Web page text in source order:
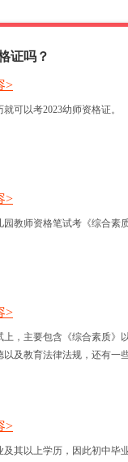
证吗？
可以考2023幼师资格证。
>
教师资格笔试考《综合素
>
，主要包含《综合素质》
及教育法律法规，还有一
>
其以上学历，因此初中毕
>